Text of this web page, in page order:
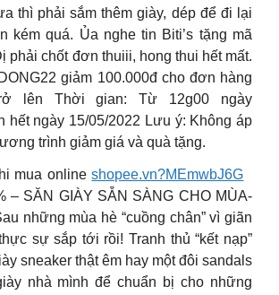
thì phải sắm thêm giày, dép để đi lại
kém quá. Ủa nghe tin Biti’s tặng mã
phải chốt đơn thuiii, hong thui hết mất.
giảm 100.000đ cho đơn hàng
lên Thời gian: Từ 12g00 ngày
hết ngày 15/05/2022 Lưu ý: Không áp
trình giảm giá và quà tặng.
mua onlineshopee.vn?MEmwbJ6G
– SĂN GIÀY SẴN SÀNG CHO MÙA-
những mùa hè “cuồng chân” vì giãn
sự sắp tới rồi! Tranh thủ “kết nạp”
sneaker thật êm hay một đôi sandals
nhà mình để chuẩn bị cho những